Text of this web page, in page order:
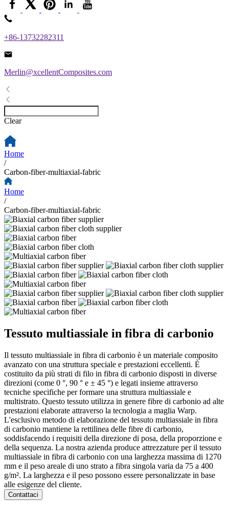
+86-13732282311
Merlin@xcellentComposites.com
Clear
Home
/
Carbon-fiber-multiaxial-fabric
Home
/
Carbon-fiber-multiaxial-fabric
Tessuto multiassiale in fibra di carbonio
Il tessuto multiassiale in fibra di carbonio è un materiale composito
avanzato con una struttura speciale e prestazioni eccellenti. È
costituito da più strati di filo in fibra di carbonio disposti in diverse
direzioni (come 0 °, 90 ° e ± 45 °) e legati insieme attraverso
tecniche specifiche per formare una struttura multiassiale e
multistrato. Questo tessuto utilizza in genere fibre di carbonio ad alte
prestazioni elaborate attraverso la tecnologia a maglia Warp.
L'esclusivo metodo di elaborazione del tessuto multiassiale in fibra
di carbonio mantiene la rettilinea delle fibre di carbonio,
soddisfacendo i requisiti della direzione di posa, della proporzione e
della sequenza. La nostra azienda produce attrezzature per il tessuto
multiassiale in fibra di carbonio con una larghezza massima di 1270
mm e il peso areale di uno strato a fibra singola varia da 75 a 400
g/m². La larghezza e il peso possono essere personalizzate in base
alle esigenze del cliente.
Contattaci